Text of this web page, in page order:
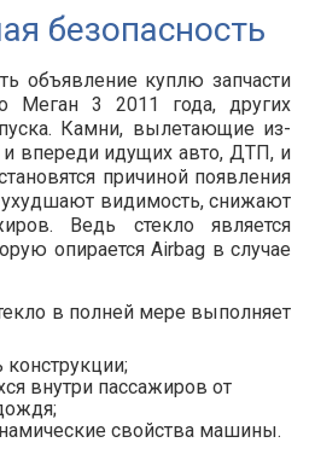
безопасность
объявление куплю запчасти
Меган 3 2011 года, других
Камни, вылетающие из-
и впереди идущих авто, ДТП, и
причиной появления
видимость, снижают
Ведь стекло является
опирается Airbag в случае
в полней мере выполняет
конструкции;
внутри пассажиров от
свойства машины.